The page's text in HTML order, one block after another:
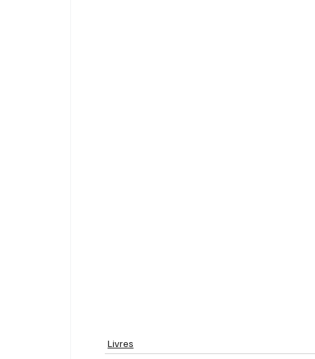
Livres